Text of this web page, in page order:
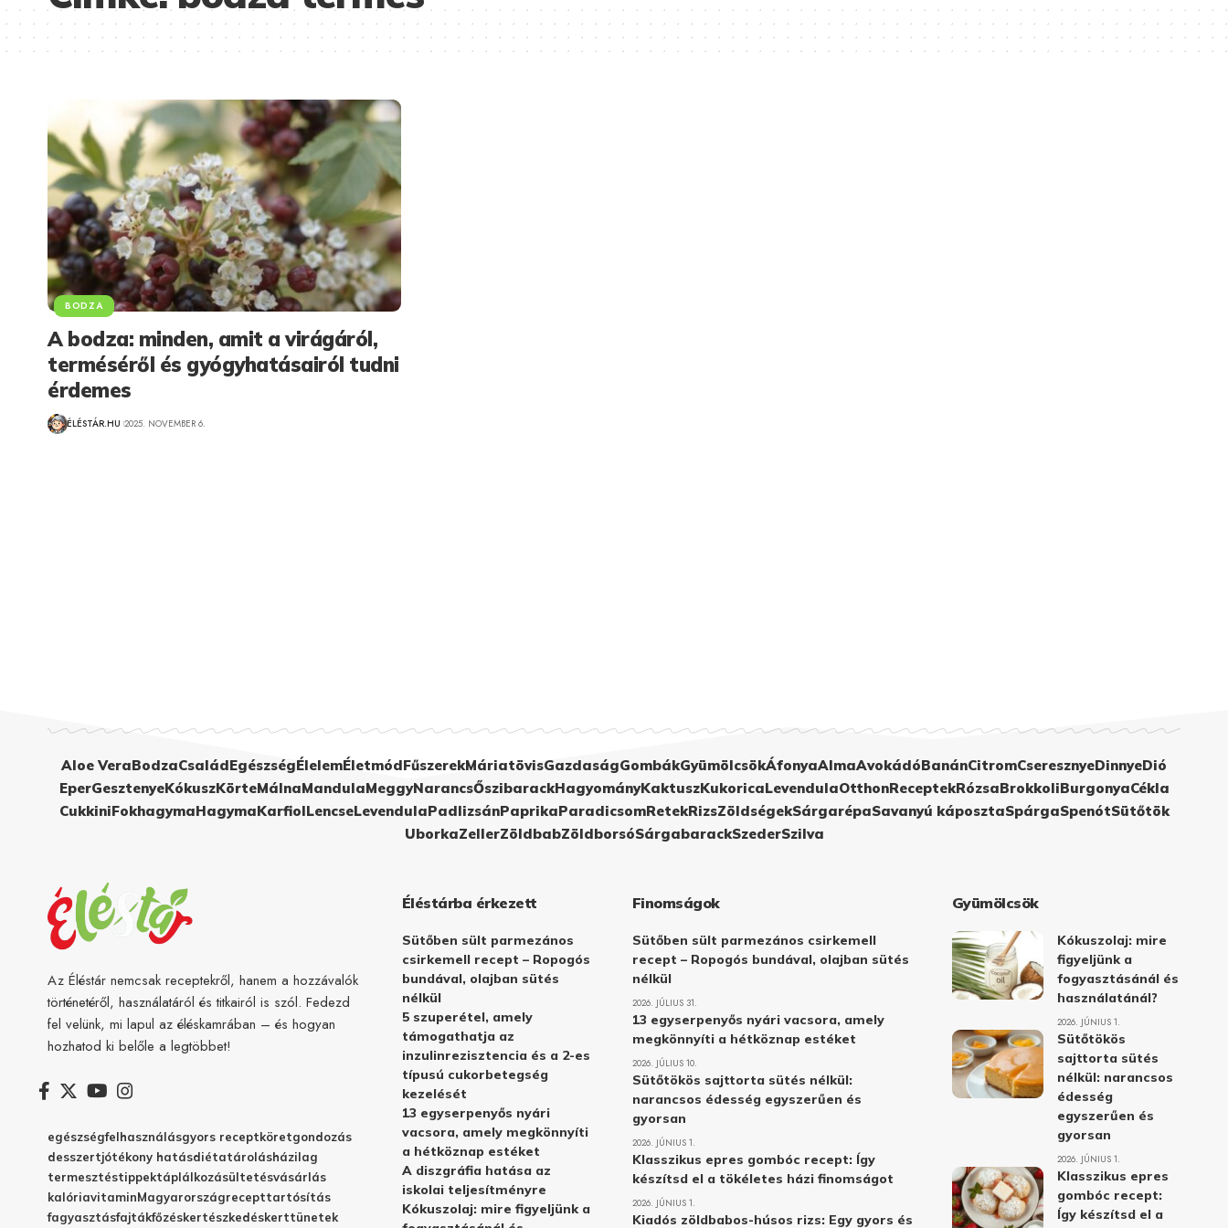
BODZA
A bodza: minden, amit a virágáról,
terméséről és gyógyhatásairól tudni
érdemes
ÉLÉSTÁR.HU 2025. NOVEMBER 6.
Aloe VeraBodzaCsaládEgészségÉlelemÉletmódFűszerekMáriatövisGazdaságGombákGyümölcsökÁfonyaAlmaAvokádóBanánCitromCseresznyeDinnyeDió
EperGesztenyeKókuszKörteMálnaMandulaMeggyNarancsŐszibarackHagyományKaktuszKukoricaLevendulaOtthonReceptekRózsaBrokkoliBurgonyaCékla
CukkiniFokhagymaHagymaKarfiolLencseLevendulaPadlizsánPaprikaParadicsomRetekRizsZöldségekSárgarépaSavanyú káposztaSpárgaSpenótSütőtök
UborkaZellerZöldbabZöldborsóSárgabarackSzederSzilva
Az Éléstár nemcsak receptekről, hanem a hozzávalók
történetéről, használatáról és titkairól is szól. Fedezd
fel velünk, mi lapul az éléskamrában – és hogyan
hozhatod ki belőle a legtöbbet!
egészségfelhasználásgyors receptköretgondozás
desszertjótékony hatásdiétatárolásházilag
termesztéstippektáplálkozásültetésvásárlás
kalóriavitaminMagyarországrecepttartósítás
fagyasztásfajtákfőzéskertészkedéskerttünetek
Éléstárba érkezett
Sütőben sült parmezános
csirkemell recept – Ropogós
bundával, olajban sütés
nélkül
5 szuperétel, amely
támogathatja az
inzulinrezisztencia és a 2-es
típusú cukorbetegség
kezelését
13 egyserpenyős nyári
vacsora, amely megkönnyíti
a hétköznap estéket
A diszgráfia hatása az
iskolai teljesítményre
Kókuszolaj: mire figyeljünk a
Finomságok
Sütőben sült parmezános csirkemell
recept – Ropogós bundával, olajban sütés
nélkül
2026. JÚLIUS 31.
13 egyserpenyős nyári vacsora, amely
megkönnyíti a hétköznap estéket
2026. JÚLIUS 10.
Sütőtökös sajttorta sütés nélkül:
narancsos édesség egyszerűen és
gyorsan
2026. JÚNIUS 1.
Klasszikus epres gombóc recept: Így
készítsd el a tökéletes házi finomságot
2026. JÚNIUS 1.
Kiadós zöldbabos-húsos rizs: Egy gyors és
Gyümölcsök
Kókuszolaj: mire
figyeljünk a
fogyasztásánál és
használatánál?
2026. JÚNIUS 1.
Sütőtökös
sajttorta sütés
nélkül: narancsos
édesség
egyszerűen és
gyorsan
2026. JÚNIUS 1.
Klasszikus epres
gombóc recept:
Így készítsd el a